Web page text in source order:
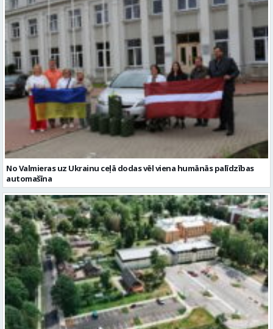
No Valmieras uz Ukrainu ceļā dodas vēl viena humānās palīdzības
automašīna
Noslēgusies Semināra ielas pārbūve un stāvlaukuma izbūve
Valmierā